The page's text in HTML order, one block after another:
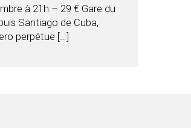
à 21h – 29 € Gare du
Santiago de Cuba,
perpétue […]